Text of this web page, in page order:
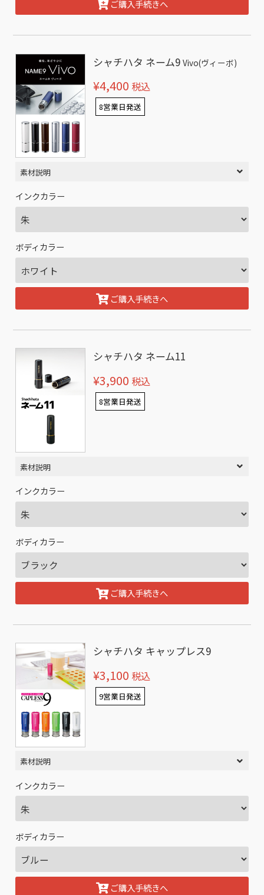
ご購入手続きへ
シャチハタ ネーム9Vivo(ヴィーボ)
¥4,400 税込
8営業日発送
素材説明
インクカラー
ボディカラー
ご購入手続きへ
シャチハタ ネーム11
¥3,900 税込
8営業日発送
素材説明
インクカラー
ボディカラー
ご購入手続きへ
シャチハタ キャップレス9
¥3,100 税込
9営業日発送
素材説明
インクカラー
ボディカラー
ご購入手続きへ